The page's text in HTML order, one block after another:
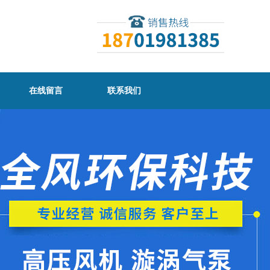
在线留言 联系我们